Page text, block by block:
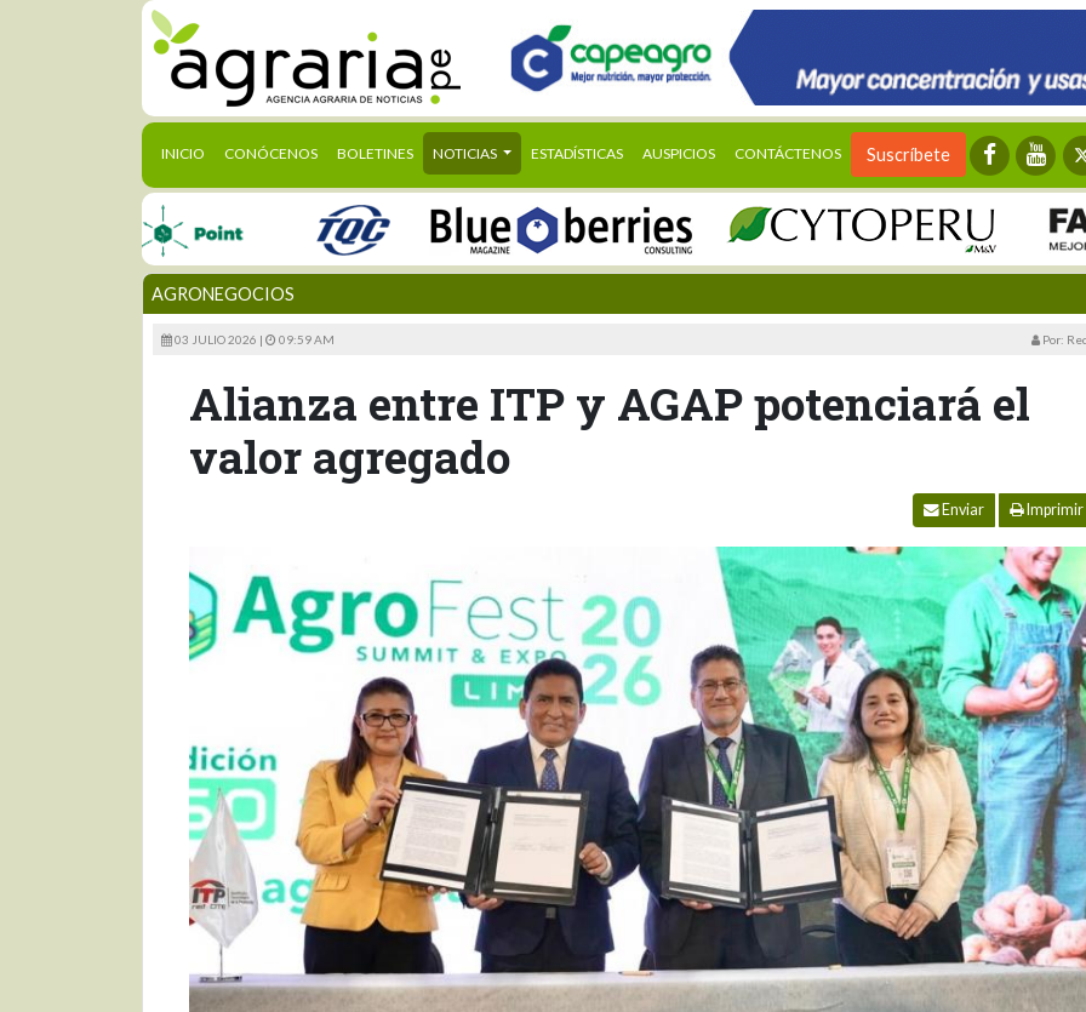
INICIO (CURRENT)
CONÓCENOS BOLETINES NOTICIAS ESTADÍSTICAS AUSPICIOS CONTÁCTENOS Suscríbete
AGRONEGOCIOS
03 JULIO 2026 | 09:59 AM Por:
Alianza entre ITP y AGAP potenciará el
valor agregado
Enviar Imprimir